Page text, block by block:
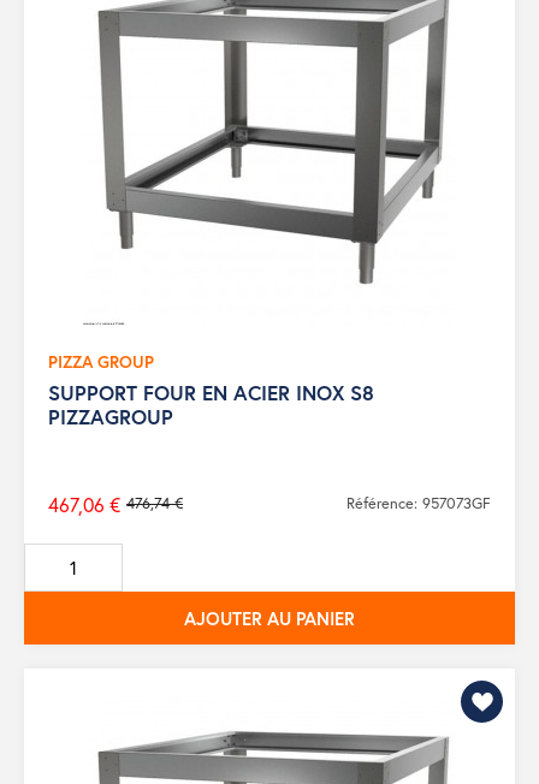
PIZZA GROUP
SUPPORT FOUR EN ACIER INOX S8
PIZZAGROUP
Prix
de
base
476,74 €
467,06 € Référence: 957073GF
AJOUTER AU PANIER